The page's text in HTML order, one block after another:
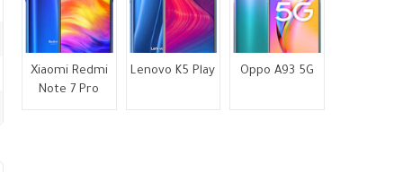
Xiaomi Redmi
Note 7 Pro
Lenovo K5 Play Oppo A93 5G